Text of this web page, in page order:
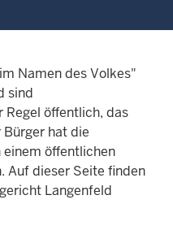
Namen des Volkes"
sind
Regel öffentlich, das
hat die
einem öffentlichen
Auf dieser Seite finden
Langenfeld